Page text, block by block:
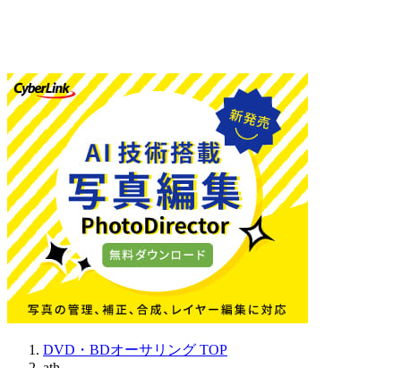
DVD・BDオーサリング TOP